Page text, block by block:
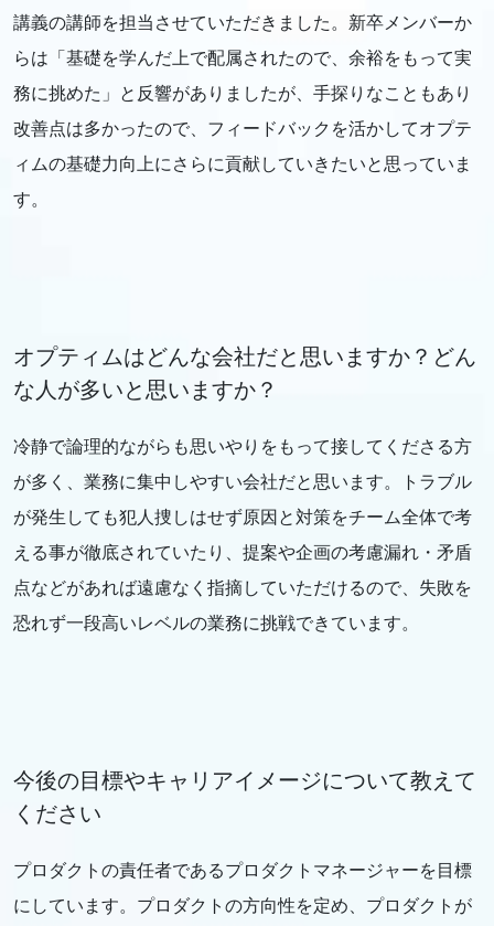
講義の講師を担当させていただきました。新卒メンバーか
らは「基礎を学んだ上で配属されたので、余裕をもって実
務に挑めた」と反響がありましたが、手探りなこともあり
改善点は多かったので、フィードバックを活かしてオプテ
ィムの基礎力向上にさらに貢献していきたいと思っていま
す。
オプティムはどんな会社だと思いますか？どん
な人が多いと思いますか？
冷静で論理的ながらも思いやりをもって接してくださる方
が多く、業務に集中しやすい会社だと思います。トラブル
が発生しても犯人捜しはせず原因と対策をチーム全体で考
える事が徹底されていたり、提案や企画の考慮漏れ・矛盾
点などがあれば遠慮なく指摘していただけるので、失敗を
恐れず一段高いレベルの業務に挑戦できています。
今後の目標やキャリアイメージについて教えて
ください
プロダクトの責任者であるプロダクトマネージャーを目標
にしています。プロダクトの方向性を定め、プロダクトが